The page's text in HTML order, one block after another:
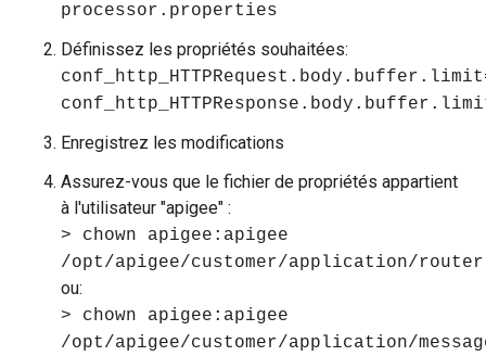
processor.properties
Définissez les propriétés souhaitées:
Enregistrez les modifications
Assurez-vous que le fichier de propriétés appartient
à l'utilisateur "apigee" :
> chown apigee:apigee
/opt/apigee/customer/application/
ou:
> chown apigee:apigee
/opt/apigee/customer/application/